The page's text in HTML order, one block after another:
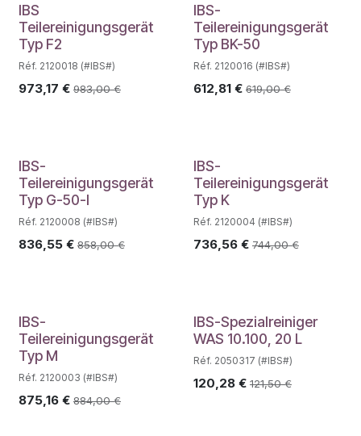
IBS
Teilereinigungsgerät
Typ F2
Réf. 2120018 (#IBS#)
973,17 € 983,00€
IBS-
Teilereinigungsgerät
Typ BK-50
Réf. 2120016 (#IBS#)
612,81€ 619,00€
IBS-
Teilereinigungsgerät
Typ G-50-I
Réf. 2120008 (#IBS#)
836,55 € 858,00€
IBS-
Teilereinigungsgerät
Typ K
Réf. 2120004 (#IBS#)
736,56€ 744,00€
IBS-
Teilereinigungsgerät
Typ M
Réf. 2120003 (#IBS#)
875,16 € 884,00€
IBS-Spezialreiniger
WAS 10.100, 20 L
Réf. 2050317 (#IBS#)
120,28€ 121,50€